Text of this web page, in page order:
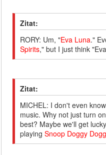
Zitat:
RORY: Um, "Eva Luna."
Spirits," but I just think
Zitat:
MICHEL: I don't even
music. Why not just turn
best? Maybe we'll get
playingSnoop Doggy Dogg